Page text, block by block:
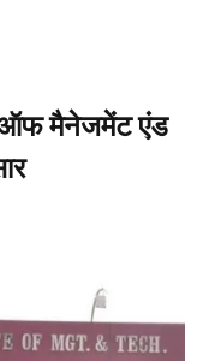
ऑफ मैनेजमेंट एंड